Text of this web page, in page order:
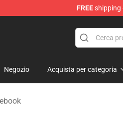
FREEshipping
Negozio Acquista per categoria